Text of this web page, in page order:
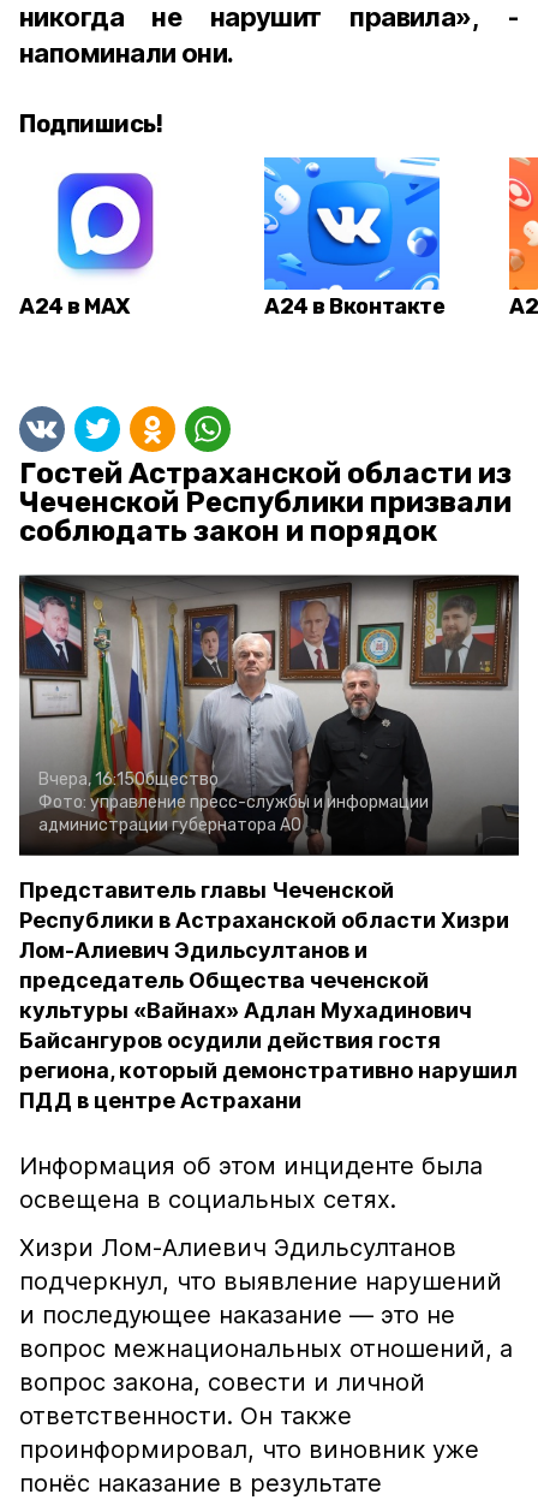
никогда не нарушит правила», -
напоминали они.
Подпишись!
А24 в MAX А24 в Вконтакте
Гостей Астраханской области из
Чеченской Республики призвали
соблюдать закон и порядок
Вчера, 16:15Общество
Фото: управление пресс-службы и информации
администрации губернатора АО
Представитель главы Чеченской
Республики в Астраханской области Хизри
Лом-Алиевич Эдильсултанов и
председатель Общества чеченской
культуры «Вайнах» Адлан Мухадинович
Байсангуров осудили действия гостя
региона, который демонстративно нарушил
ПДД в центре Астрахани
Информация об этом инциденте была
освещена в социальных сетях.
Хизри Лом-Алиевич Эдильсултанов
подчеркнул, что выявление нарушений
и последующее наказание — это не
вопрос межнациональных отношений, а
вопрос закона, совести и личной
ответственности. Он также
проинформировал, что виновник уже
понёс наказание в результате